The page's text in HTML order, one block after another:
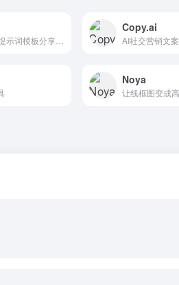
Copy.ai
AI社交营销文
Noya
让线框图变成